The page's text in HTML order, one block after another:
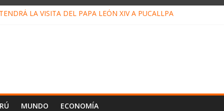
LA VISITA DEL PAPA LEÓN XIV A PUCALLPA
MUNDO ECONOMÍA